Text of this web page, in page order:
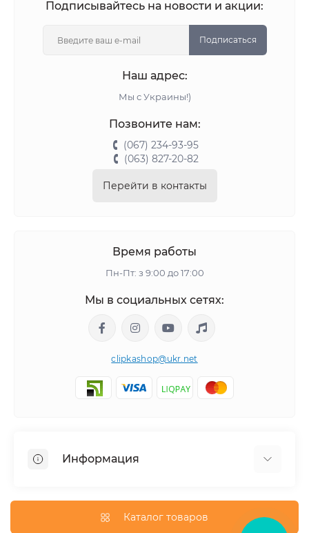
Подписывайтесь на новости и акции:
Подписаться
Наш адрес:
Мы с Украины!)
Позвоните нам:
(067) 234-93-95
(063) 827-20-82
Перейти в контакты
Время работы
Пн-Пт: з 9:00 до 17:00
Мы в социальных сетях:
clipkashop@ukr.net
Информация
Каталог товаров